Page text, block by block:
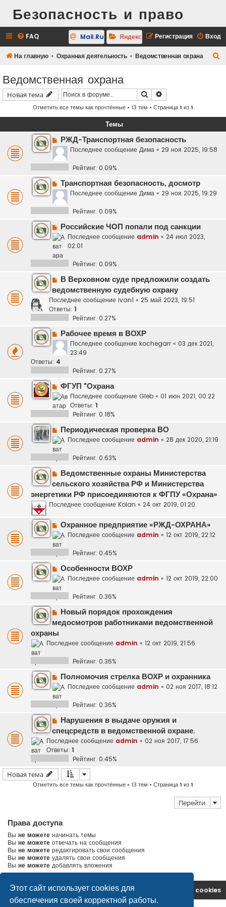
Этот сайт использует cookies для
обеспечения своей корректной работы.
Безопасность и право
FAQ Вход
Регистрация
Mail.Ru Яндекс
На главную Охранная деятельность Ведомственная охрана
Ведомственная охрана
Новая тема Поиск
Отметить все темы как прочтённые • 13 тем • Страница1 из1
Темы
РЖД-Транспортная безопасность
Последнее сообщение Дима « 29 ноя 2025, 19:58
Рейтинг: 0.09%
Транспортная безопасность, досмотр
Последнее сообщение Дима « 29 ноя 2025, 19:29
Рейтинг: 0.09%
Российские ЧОП попали под санкции
Последнее сообщение admin « 24 июл 2023,
02:01
Рейтинг: 0.09%
В Верховном суде предложили создать
ведомственную судебную охрану
Последнее сообщение ivan1 « 25 май 2023, 19:51
Ответы: 1
Рейтинг: 0.27%
Рабочее время в ВОХР
Последнее сообщение kochegarr « 03 дек 2021,
23:49
Ответы: 4
Рейтинг: 0.27%
ФГУП "Охрана
Последнее сообщение Gleb « 01 июн 2021, 00:22
Ответы: 1
Рейтинг: 0.18%
Периодическая проверка ВО
Последнее сообщение admin « 28 дек 2020, 21:19
Рейтинг: 0.63%
Ведомственные охраны Министерства
сельского хозяйства РФ и Министерства
энергетики РФ присоединяются к ФГПУ «Охрана»
Последнее сообщение Kolan « 24 окт 2019, 01:20
Охранное предприятие «РЖД-ОХРАНА»
Последнее сообщение admin « 12 окт 2019, 22:12
Рейтинг: 0.45%
Особенности ВОХР
Последнее сообщение admin « 12 окт 2019, 22:00
Рейтинг: 0.36%
Новый порядок прохождения
медосмотров работниками ведомственной
охраны
Последнее сообщение admin « 12 окт 2019, 21:56
Рейтинг: 0.36%
Полномочия стрелка ВОХР и охранника
Последнее сообщение admin « 02 ноя 2017, 18:12
Рейтинг: 0.36%
Нарушения в выдаче оружия и
спецсредств в ведомственной охране.
Последнее сообщение admin « 02 ноя 2017, 17:56
Ответы: 1
Рейтинг: 0.45%
Новая тема
Отметить все темы как прочтённые • 13 тем • Страница1 из1
Перейти
Права доступа
Вы не можете начинать темы
Вы не можете отвечать на сообщения
Вы не можете редактировать свои сообщения
Вы не можете удалять свои сообщения
Вы не можете добавлять вложения
На главную Удалить cookies